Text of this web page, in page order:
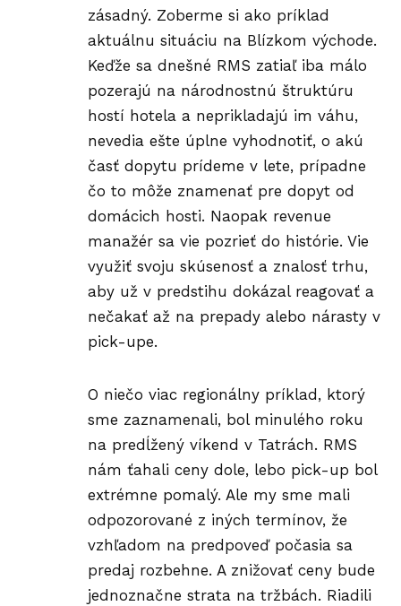
zásadný. Zoberme si ako príklad
aktuálnu situáciu na Blízkom východe.
Keďže sa dnešné RMS zatiaľ iba málo
pozerajú na národnostnú štruktúru
hostí hotela a neprikladajú im váhu,
nevedia ešte úplne vyhodnotiť, o akú
časť dopytu prídeme v lete, prípadne
čo to môže znamenať pre dopyt od
domácich hosti. Naopak revenue
manažér sa vie pozrieť do histórie. Vie
využiť svoju skúsenosť a znalosť trhu,
aby už v predstihu dokázal reagovať a
nečakať až na prepady alebo nárasty v
pick-upe.
O niečo viac regionálny príklad, ktorý
sme zaznamenali, bol minulého roku
na predĺžený víkend v Tatrách. RMS
nám ťahali ceny dole, lebo pick-up bol
extrémne pomalý. Ale my sme mali
odpozorované z iných termínov, že
vzhľadom na predpoveď počasia sa
predaj rozbehne. A znižovať ceny bude
jednoznačne strata na tržbách. Riadili